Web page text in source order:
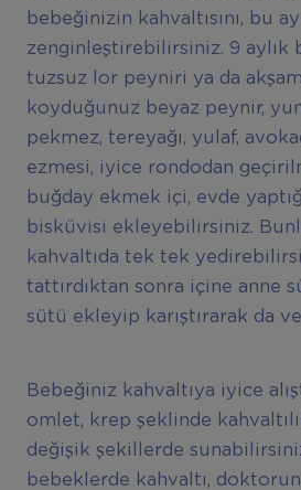
bebeğinizin kahvaltısını, bu
zenginleştirebilirsiniz. 9 aylık
tuzsuz lor peyniri ya da
koyduğunuz beyaz peynir,
pekmez, tereyağı, yulaf,
ezmesi, iyice rondodan
buğday ekmek içi, evde
bisküvisi ekleyebilirsiniz.
kahvaltıda tek tek
tattırdıktan sonra içine anne
sütü ekleyip karıştırarak da
Bebeğiniz kahvaltıya iyice
omlet, krep şeklinde
değişik şekillerde
bebeklerde kahvaltı,